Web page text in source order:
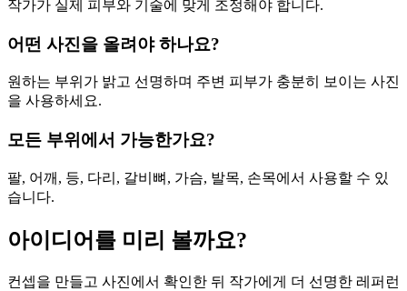
작가가 실제 피부와 기술에 맞게 조정해야 합니다.
어떤 사진을 올려야 하나요?
원하는 부위가 밝고 선명하며 주변 피부가 충분히 보이는 사진
을 사용하세요.
모든 부위에서 가능한가요?
팔, 어깨, 등, 다리, 갈비뼈, 가슴, 발목, 손목에서 사용할 수 있
습니다.
아이디어를 미리 볼까요?
컨셉을 만들고 사진에서 확인한 뒤 작가에게 더 선명한 레퍼런